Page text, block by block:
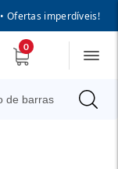
• Ofertas imperdíveis!
0